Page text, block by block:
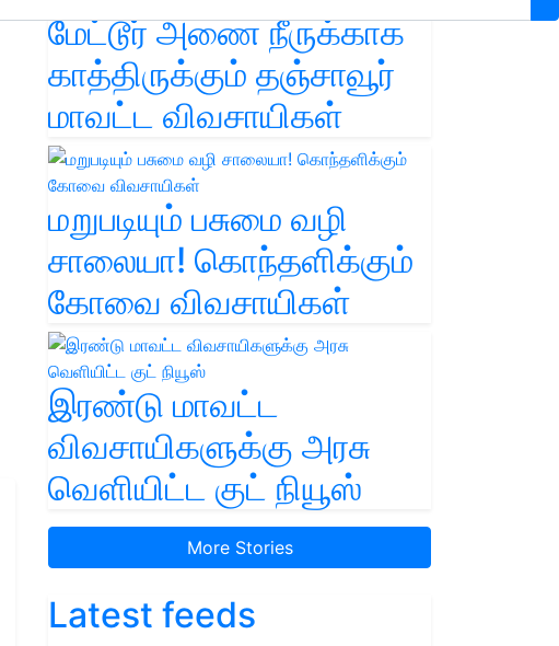
மேட்டூர் அணை நீருக்காக
காத்திருக்கும் தஞ்சாவூர்
மாவட்ட விவசாயிகள்
மறுபடியும் பசுமை வழி
சாலையா! கொந்தளிக்கும்
கோவை விவசாயிகள்
இரண்டு மாவட்ட
விவசாயிகளுக்கு அரசு
வெளியிட்ட குட் நியூஸ்
More Stories
Latest feeds